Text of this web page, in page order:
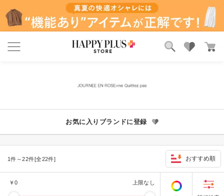
お気に入り
お気に入りブランドに登録
1件～22件[全22件] おすすめ順
￥0 上限なし